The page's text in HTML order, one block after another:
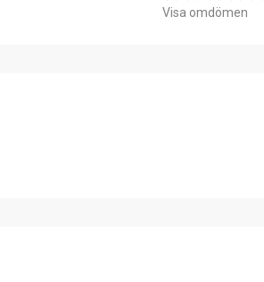
Visa omdömen